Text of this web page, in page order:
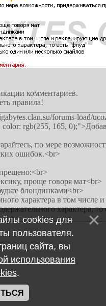
комментариев.
правила!
forums-load/
rgb(255, 165,
по мере
ошибок.<br>
проще говоря мат<br>
блондинками<br>
характера в том
характера,
только один или
нарушение правил
cookies для
пользователя.
сайта, вы
использования
.